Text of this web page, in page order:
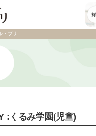
・プリ
:くるみ学園(児童)